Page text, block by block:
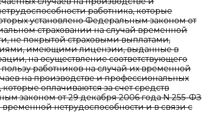
работника, которые
установлено Федеральным законом от
страховании на случай временной
не покрытой страховыми выплатами,
имеющими лицензии, выданные в
на осуществление соответствующего
работников на случай их временной
на производстве и профессиональных
оплачиваются за счет средств
законом от 29 декабря 2006 года N 255-ФЗ
нетрудоспособности и в связи с